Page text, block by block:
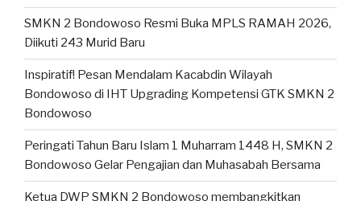
SMKN 2 Bondowoso Resmi Buka MPLS RAMAH 2026,
Diikuti 243 Murid Baru
Inspiratif! Pesan Mendalam Kacabdin Wilayah
Bondowoso di IHT Upgrading Kompetensi GTK SMKN 2
Bondowoso
Peringati Tahun Baru Islam 1 Muharram 1448 H, SMKN 2
Bondowoso Gelar Pengajian dan Muhasabah Bersama
Ketua DWP SMKN 2 Bondowoso membangkitkan